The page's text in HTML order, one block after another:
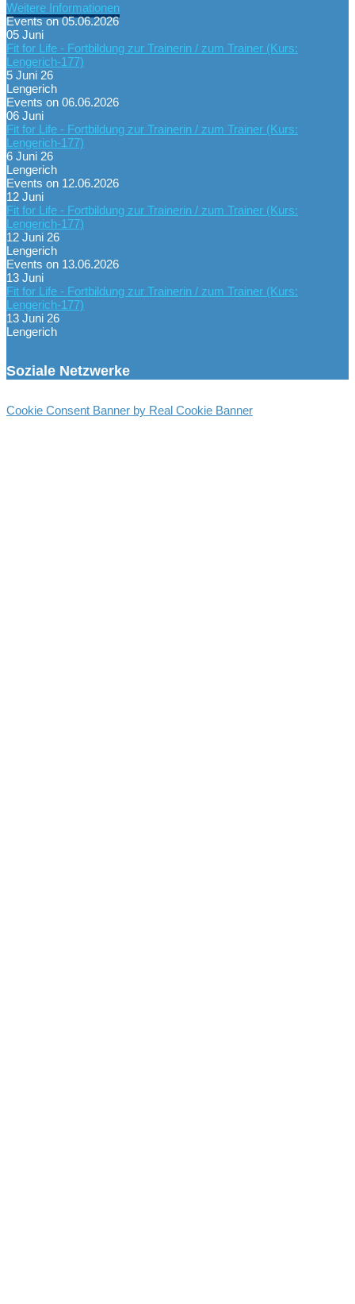
Weitere Informationen
Events on 05.06.2026
05 Juni
Fit for Life - Fortbildung zur Trainerin / zum Trainer (Kurs:
Lengerich-177)
5 Juni 26
Lengerich
Events on 06.06.2026
06 Juni
Fit for Life - Fortbildung zur Trainerin / zum Trainer (Kurs:
Lengerich-177)
6 Juni 26
Lengerich
Events on 12.06.2026
12 Juni
Fit for Life - Fortbildung zur Trainerin / zum Trainer (Kurs:
Lengerich-177)
12 Juni 26
Lengerich
Events on 13.06.2026
13 Juni
Fit for Life - Fortbildung zur Trainerin / zum Trainer (Kurs:
Lengerich-177)
13 Juni 26
Lengerich
Soziale Netzwerke
Cookie Consent Banner by Real Cookie Banner